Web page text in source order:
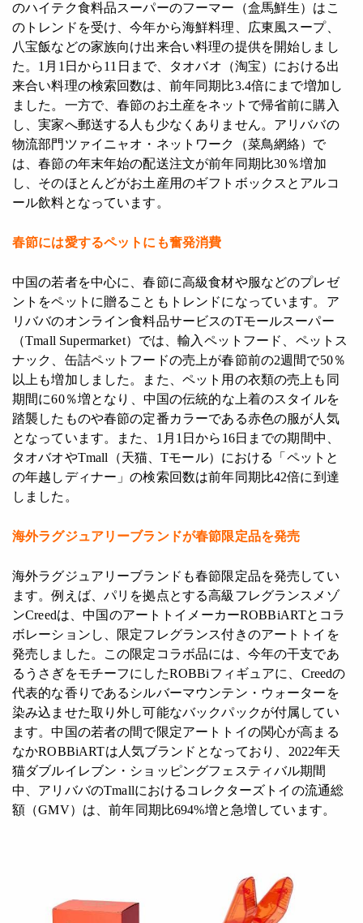
のハイテク食料品スーパーのフーマー（盒馬鮮生）はこ
のトレンドを受け、今年から海鮮料理、広東風スープ、
八宝飯などの家族向け出来合い料理の提供を開始しまし
た。1月1日から11日まで、タオバオ（淘宝）における出
来合い料理の検索回数は、前年同期比3.4倍にまで増加し
ました。一方で、春節のお土産をネットで帰省前に購入
し、実家へ郵送する人も少なくありません。アリババの
物流部門ツァイニャオ・ネットワーク（菜鳥網絡）で
は、春節の年末年始の配送注文が前年同期比30％増加
し、そのほとんどがお土産用のギフトボックスとアルコ
ール飲料となっています。
春節には愛するペットにも奮発消費
中国の若者を中心に、春節に高級食材や服などのプレゼ
ントをペットに贈ることもトレンドになっています。ア
リババのオンライン食料品サービスのTモールスーパー
（Tmall Supermarket）では、輸入ペットフード、ペットス
ナック、缶詰ペットフードの売上が春節前の2週間で50％
以上も増加しました。また、ペット用の衣類の売上も同
期間に60％増となり、中国の伝統的な上着のスタイルを
踏襲したものや春節の定番カラーである赤色の服が人気
となっています。また、1月1日から16日までの期間中、
タオバオやTmall（天猫、Tモール）における「ペットと
の年越しディナー」の検索回数は前年同期比42倍に到達
しました。
海外ラグジュアリーブランドが春節限定品を発売
海外ラグジュアリーブランドも春節限定品を発売してい
ます。例えば、パリを拠点とする高級フレグランスメゾ
ンCreedは、中国のアートトイメーカーROBBiARTとコラ
ボレーションし、限定フレグランス付きのアートトイを
発売しました。この限定コラボ品には、今年の干支であ
るうさぎをモチーフにしたROBBiフィギュアに、Creedの
代表的な香りであるシルバーマウンテン・ウォーターを
染み込ませた取り外し可能なバックパックが付属してい
ます。中国の若者の間で限定アートトイの関心が高まる
なかROBBiARTは人気ブランドとなっており、2022年天
猫ダブルイレブン・ショッピングフェスティバル期間
中、アリババのTmallにおけるコレクターズトイの流通総
額（GMV）は、前年同期比694%増と急増しています。